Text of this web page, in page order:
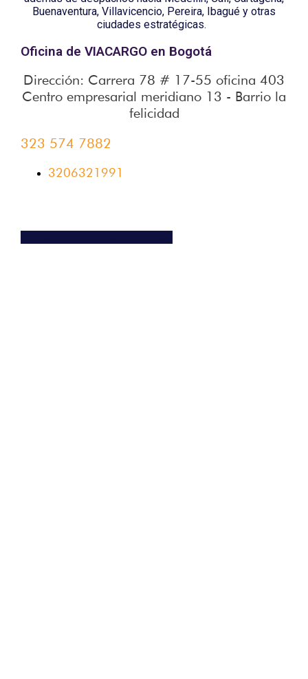
Buenaventura, Villavicencio, Pereira, Ibagué y otras
ciudades estratégicas.
Oficina de VIACARGO en Bogotá
Dirección: Carrera 78 # 17-55 oficina 403
Centro empresarial meridiano 13 - Barrio la
felicidad
323 574 7882
3206321991